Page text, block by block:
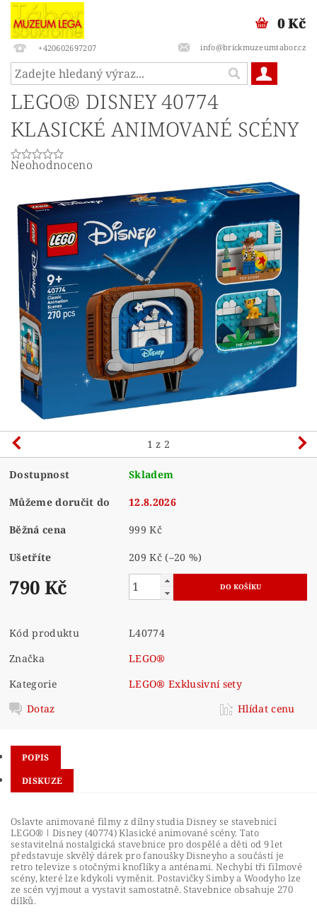
+420602697207 info@brickmuzeumtabor.cz
0 Kč
LEGO® DISNEY 40774
KLASICKÉ ANIMOVANÉ SCÉNY
Neohodnoceno
1 z 2
Dostupnost Skladem
Můžeme doručit do 12.8.2026
Běžná cena 999 Kč
Ušetříte 209 Kč(–20 %)
790 Kč
Kód produktu
L40774
Značka
LEGO®
Kategorie
LEGO® Exklusivní sety
Dotaz
Hlídat cenu
POPIS
DISKUZE
Oslavte animované filmy z dílny studia Disney se stavebnicí
LEGO® ǀ Disney (40774) Klasické animované scény. Tato
sestavitelná nostalgická stavebnice pro dospělé a děti od 9 let
představuje skvělý dárek pro fanoušky Disneyho a součástí je
retro televize s otočnými knoflíky a anténami. Nechybí tři filmové
scény, které lze kdykoli vyměnit. Postavičky Simby a Woodyho lze
ze scén vyjmout a vystavit samostatně. Stavebnice obsahuje 270
dílků.